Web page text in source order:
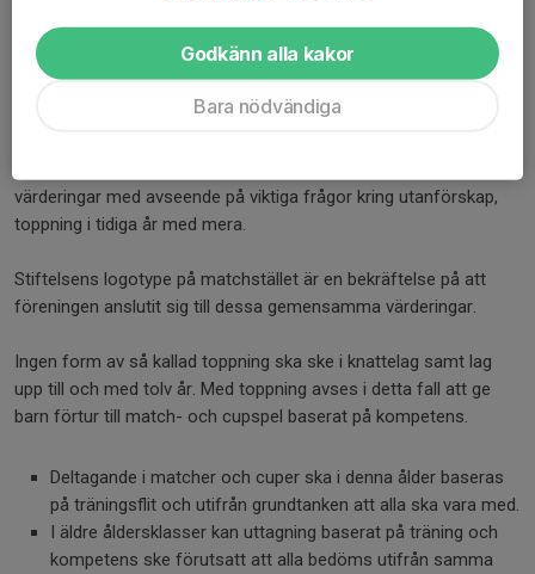
värderingar med avseende på viktiga frågor kring utanförskap,
toppning i tidiga år med mera.
Stiftelsens logotype på matchstället är en bekräftelse på att
föreningen anslutit sig till dessa gemensamma värderingar.
Ingen form av så kallad toppning ska ske i knattelag samt lag
upp till och med tolv år. Med toppning avses i detta fall att ge
barn förtur till match- och cupspel baserat på kompetens.
Deltagande i matcher och cuper ska i denna ålder baseras
på träningsflit och utifrån grundtanken att alla ska vara med.
I äldre åldersklasser kan uttagning baserat på träning och
kompetens ske förutsatt att alla bedöms utifrån samma
Godkänn alla kakor
Bara nödvändiga